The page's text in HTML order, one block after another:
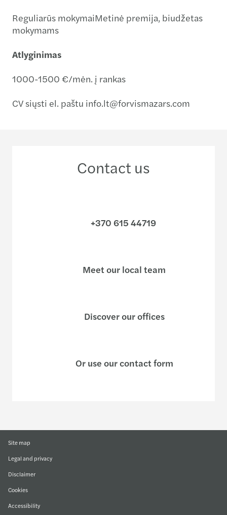
Reguliarūs mokymaiMetinė premija, biudžetas
mokymams
Atlyginimas
1000-1500 €/mėn. į rankas
CV siųsti el. paštu info.lt@forvismazars.com
Contact us
+370 615 44719
Meet our local team
Discover our offices
Or use our contact form
Site map
Legal and privacy
Disclaimer
Cookies
Accessibility